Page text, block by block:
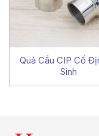
Quả Cầu CIP Cố
Sinh